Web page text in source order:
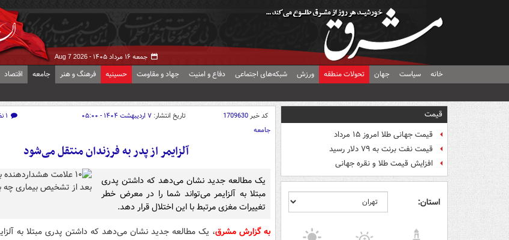
جمعه ۱۶ مرداد ۱۴۰۵ - Aug 7 2026
خانه سیاست جهان تحولات منطقه ورزش شبکه‌های اجتماعی دفاع و امنیت جهاد و مقاومت حسینیه فرهنگ و هنر جامعه اقتصاد
قیمت
قیمت جهانی طلا امروز ۱۵ مرداد
قیمت نفت برنت به ۷۹ دلار رسید
افزایش قیمت طلا و نقره جهانی
استان:
کد خبر1709630 تاریخ انتشار: ۷ اردیبهشت ۱۴۰۴ - ۰۵:۰۰ ۱ نظر
جامعه
آلزایمر از پدر به فرزندان منتقل می‌شود
یک مطالعه جدید نشان می‌دهد که داشتن پدری
مبتلا به آلزایمر می‌تواند شما را در معرض خطر
تغییرات مغزی مرتبط با این اختلال قرار دهد.
به گزارش مشرق، یک مطالعه جدید نشان می‌دهد که داشتن پدری مبتلا به